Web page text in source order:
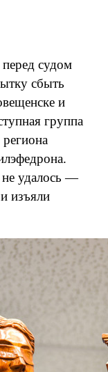
судом
сбыть
и
группа
не удалось —
изъяли